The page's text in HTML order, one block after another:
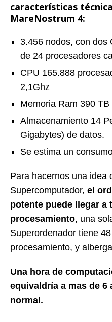
características
MareNostrum 4:
3.456 nodos, con dos
de 24 procesadores
CPU 165.888
2,1Ghz
Memoria Ram 390
Almacenamiento 14
Gigabytes) de datos.
Se estima un
Para hacernos una idea
Supercomputador, el
potente puede llegar a
procesamiento, una
Superordenador tiene
procesamiento, y
Una hora de
equivaldría a mas de 6
normal.